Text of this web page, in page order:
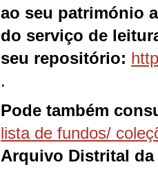
ao seu património
do serviço de
seu repositório:
.
Pode também
listade fundos/
Arquivo Distrital da